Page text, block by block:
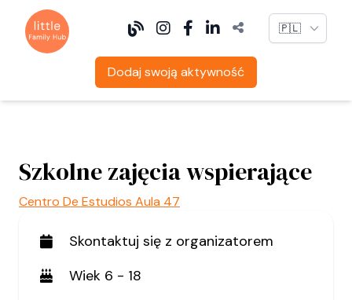
Language
Dodaj swoją aktywność
Szkolne zajęcia wspierające
Centro De Estudios Aula 47
Skontaktuj się z organizatorem
Wiek 6 - 18